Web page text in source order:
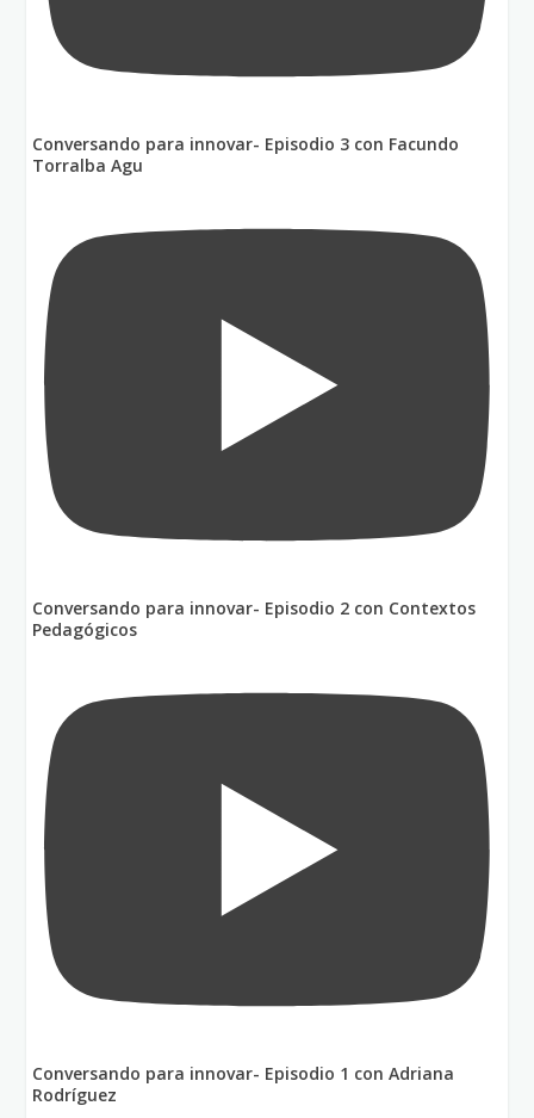
Conversando para innovar- Episodio 3 con Facundo
Torralba Agu
Conversando para innovar- Episodio 2 con Contextos
Pedagógicos
Conversando para innovar- Episodio 1 con Adriana
Rodríguez